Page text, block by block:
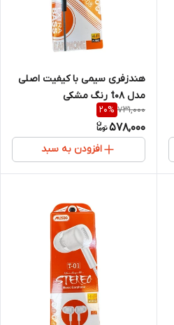
هندزفری سیمی با کیفیت اصلی
مدل t08 رنگ مشکی
731,000
20%
578,000
افزودن به سبد